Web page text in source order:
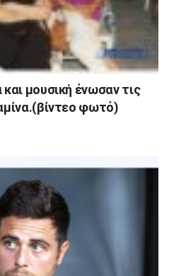
μουσική ένωσαν τις
φωτό)